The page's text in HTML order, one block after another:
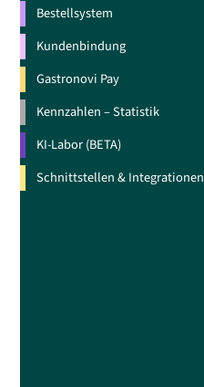
Bestellsystem
Kundenbindung
Gastronovi Pay
Kennzahlen – Statistik
KI-Labor (BETA)
Schnittstellen & Integrationen